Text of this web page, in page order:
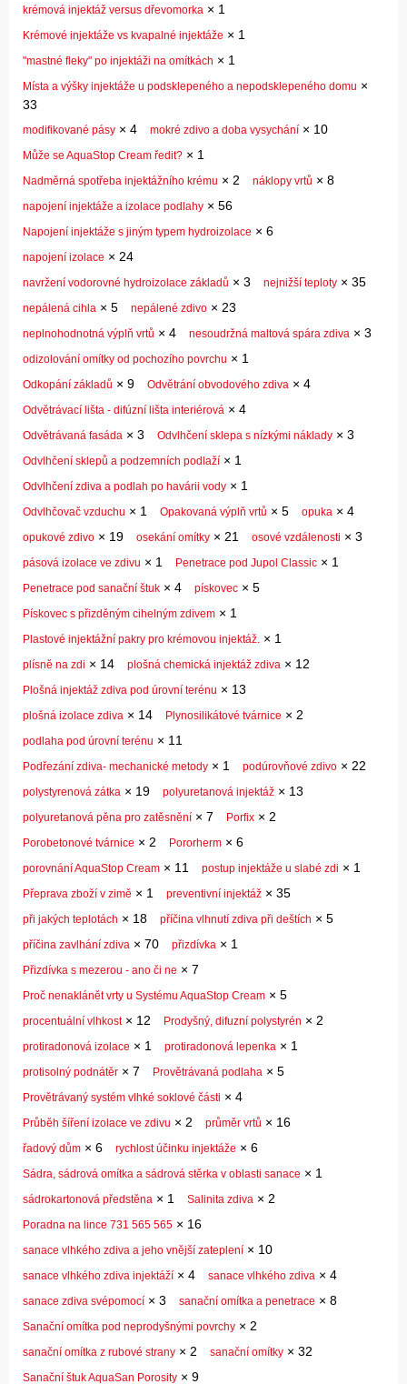
krémová injektáž versus dřevomorka × 1
Krémové injektáže vs kvapalné injektáže × 1
"mastné fleky" po injektáži na omítkách × 1
Místa a výšky injektáže u podsklepeného a nepodsklepeného domu ×
33
modifikované pásy × 4 mokré zdivo a doba vysychání × 10
Může se AquaStop Cream ředit? × 1
Nadměrná spotřeba injektážního krému × 2 náklopy vrtů × 8
napojení injektáže a izolace podlahy × 56
Napojení injektáže s jiným typem hydroizolace × 6
napojení izolace × 24
navržení vodorovné hydroizolace základů × 3 nejnižší teploty × 35
nepálená cihla × 5 nepálené zdivo × 23
neplnohodnotná výplň vrtů × 4 nesoudržná maltová spára zdiva × 3
odizolování omítky od pochozího povrchu × 1
Odkopání základů × 9 Odvětrání obvodového zdiva × 4
Odvětrávací lišta - difúzní lišta interiérová × 4
Odvětrávaná fasáda × 3 Odvlhčení sklepa s nízkými náklady × 3
Odvlhčení sklepů a podzemních podlaží × 1
Odvlhčení zdiva a podlah po havárii vody × 1
Odvlhčovač vzduchu × 1 Opakovaná výplň vrtů × 5 opuka × 4
opukové zdivo × 19 osekání omítky × 21 osové vzdálenosti × 3
pásová izolace ve zdivu × 1 Penetrace pod Jupol Classic × 1
Penetrace pod sanační štuk × 4 pískovec × 5
Pískovec s přizděným cihelným zdivem × 1
Plastové injektážní pakry pro krémovou injektáž. × 1
plísně na zdi × 14 plošná chemická injektáž zdiva × 12
Plošná injektáž zdiva pod úrovní terénu × 13
plošná izolace zdiva × 14 Plynosilikátové tvárnice × 2
podlaha pod úrovní terénu × 11
Podřezání zdiva- mechanické metody × 1 podúrovňové zdivo × 22
polystyrenová zátka × 19 polyuretanová injektáž × 13
polyuretanová pěna pro zatěsnění × 7 Porfix × 2
Porobetonové tvárnice × 2 Pororherm × 6
porovnání AquaStop Cream × 11 postup injektáže u slabé zdi × 1
Přeprava zboží v zimě × 1 preventivní injektáž × 35
při jakých teplotách × 18 příčina vlhnutí zdiva při deštích × 5
příčina zavlhání zdiva × 70 přizdívka × 1
Přizdívka s mezerou - ano či ne × 7
Proč nenaklánět vrty u Systému AquaStop Cream × 5
procentuální vlhkost× 12 Prodyšný, difuzní polystyrén × 2
protiradonová izolace × 1 protiradonová lepenka × 1
protisolný podnátěr × 7 Provětrávaná podlaha × 5
Provětrávaný systém vlhké soklové části × 4
Průběh šíření izolace ve zdivu × 2 průměr vrtů × 16
řadový dům × 6 rychlost účinku injektáže × 6
Sádra, sádrová omítka a sádrová stěrka v oblasti sanace × 1
sádrokartonová předstěna × 1 Salinita zdiva × 2
Poradna na lince 731 565 565 × 16
sanace vlhkého zdiva a jeho vnější zateplení × 10
sanace vlhkého zdiva injektáží × 4 sanace vlhkého zdiva × 4
sanace zdiva svépomocí × 3 sanační omítka a penetrace × 8
Sanační omítka pod neprodyšnými povrchy × 2
sanační omítka z rubové strany × 2 sanační omítky × 32
Sanační štuk AquaSan Porosity × 9